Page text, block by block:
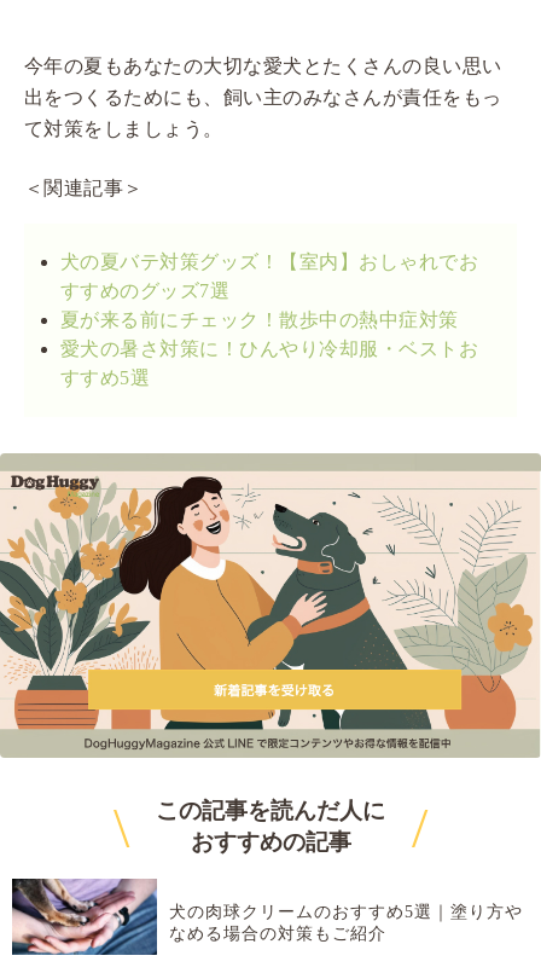
今年の夏もあなたの大切な愛犬とたくさんの良い思い
出をつくるためにも、飼い主のみなさんが責任をもっ
て対策をしましょう。
＜関連記事＞
犬の夏バテ対策グッズ！【室内】おしゃれでお
すすめのグッズ7選
夏が来る前にチェック！散歩中の熱中症対策
愛犬の暑さ対策に！ひんやり冷却服・ベストお
すすめ5選
\
この記事を読んだ人に
おすすめの記事 /
犬の肉球クリームのおすすめ5選｜塗り方や
なめる場合の対策もご紹介